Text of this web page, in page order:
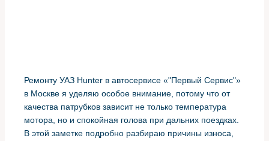
Ремонту УАЗ Hunter в автосервисе «"Первый Сервис"»
в Москве я уделяю особое внимание, потому что от
качества патрубков зависит не только температура
мотора, но и спокойная голова при дальних поездках.
В этой заметке подробно разбираю причины износа,